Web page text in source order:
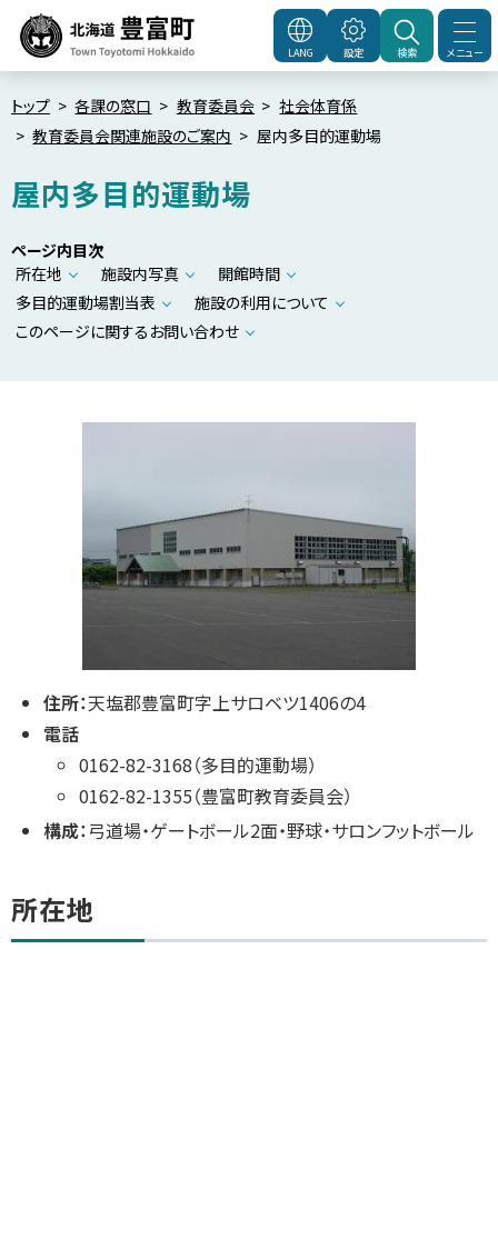
へ
メ
ー
北海道豊富町Town
メニュー
LANG 設定 検索
トップ 各課の窓口 教育委員会
社会体育係
教育委員会関連施設のご案内
屋内多目的運動場
屋内多目的運動場
ページ内目次
所在地
施設内写真
開館時間
多目的運動場割当表
施設の利用について
このページに関するお問い合わせ
住所：天塩郡豊富町字上サロベツ1406の4
電話
0162-82-3168（多目的運動場）
0162-82-1355（豊富町教育委員会）
構成：弓道場・ゲートボール2面・野球・サロンフットボール
所在地